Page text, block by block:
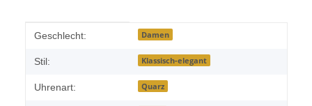
Produkteigenschaft
Wert
Geschlecht: Damen
Stil: Klassisch-elegant
Uhrenart: Quarz